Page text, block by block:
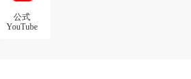
公式
YouTube